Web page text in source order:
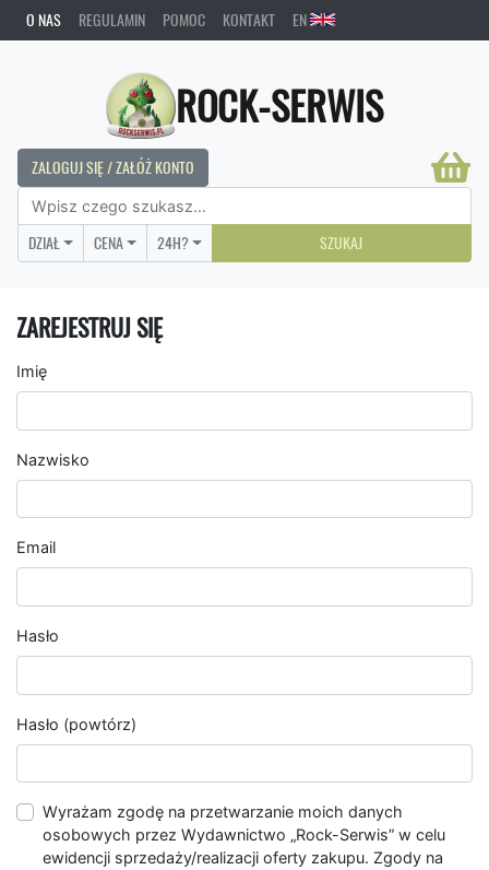
O NAS REGULAMIN POMOC KONTAKT EN
ROCK-SERWIS
ZALOGUJ SIĘ / ZAŁÓŻ KONTO
DZIAŁ CENA 24H? SZUKAJ
ZAREJESTRUJ SIĘ
Imię
Nazwisko
Email
Hasło
Hasło (powtórz)
Wyrażam zgodę na przetwarzanie moich danych
osobowych przez Wydawnictwo „Rock-Serwis” w celu
ewidencji sprzedaży/realizacji oferty zakupu. Zgody na